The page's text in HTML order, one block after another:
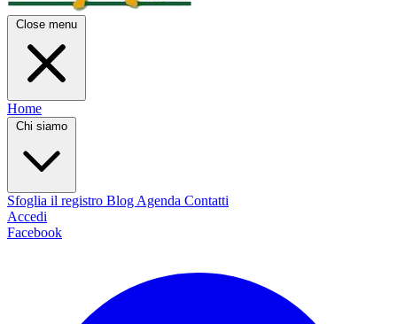
Close menu
Home
Chi siamo
Sfoglia il registro Blog Agenda Contatti
Accedi
Facebook